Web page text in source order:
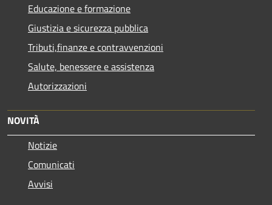
Educazione e formazione
Giustizia e sicurezza pubblica
Tributi,finanze e contravvenzioni
Salute, benessere e assistenza
Autorizzazioni
NOVITÀ
Notizie
Comunicati
Avvisi